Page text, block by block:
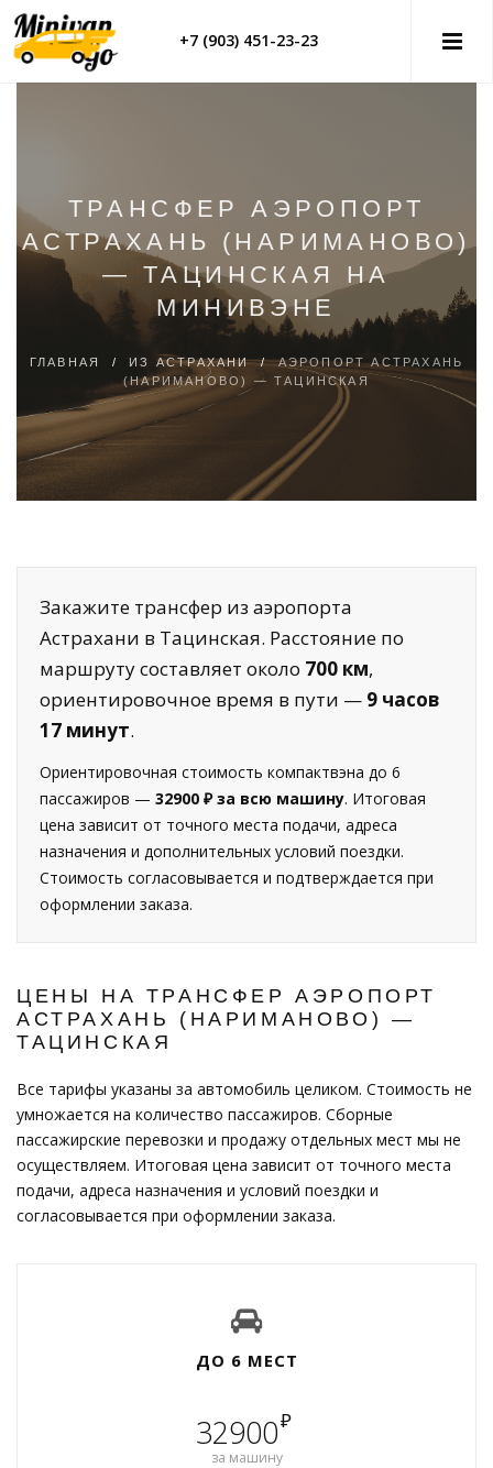
+7 (903) 451-23-23
ТРАНСФЕР АЭРОПОРТ
АСТРАХАНЬ (НАРИМАНОВО)
— ТАЦИНСКАЯ НА
МИНИВЭНЕ
ГЛАВНАЯ / ИЗ АСТРАХАНИ/АЭРОПОРТ АСТРАХАНЬ
(НАРИМАНОВО) — ТАЦИНСКАЯ
Закажите трансфер из аэропорта
Астрахани в Тацинская. Расстояние по
маршруту составляет около 700 км,
ориентировочное время в пути — 9 часов
17 минут.
Ориентировочная стоимость компактвэна до 6
пассажиров — 32900 ₽ за всю машину. Итоговая
цена зависит от точного места подачи, адреса
назначения и дополнительных условий поездки.
Стоимость согласовывается и подтверждается при
оформлении заказа.
ЦЕНЫ НА ТРАНСФЕР АЭРОПОРТ
АСТРАХАНЬ (НАРИМАНОВО) —
ТАЦИНСКАЯ
Все тарифы указаны за автомобиль целиком. Стоимость не
умножается на количество пассажиров. Сборные
пассажирские перевозки и продажу отдельных мест мы не
осуществляем. Итоговая цена зависит от точного места
подачи, адреса назначения и условий поездки и
согласовывается при оформлении заказа.
ДО 6 МЕСТ
32900₽
за машину